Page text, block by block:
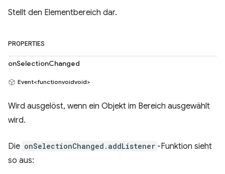
Stellt den Elementbereich dar.
PROPERTIES
onSelectionChanged
Event<functionvoidvoid>
Wird ausgelöst, wenn ein Objekt im Bereich ausgewählt
wird.
Die onSelectionChanged.addListener -Funktion sieht
so aus: